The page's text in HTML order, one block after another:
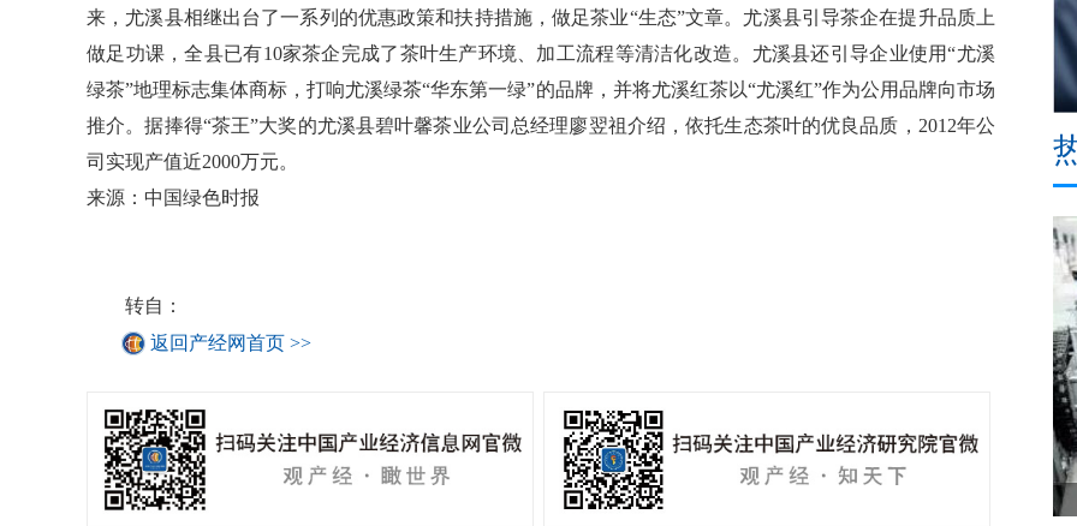
来，尤溪县相继出台了一系列的优惠政策和扶持措施，做足茶业“生态”文章。尤溪县引导茶企在提升品质上
做足功课，全县已有10家茶企完成了茶叶生产环境、加工流程等清洁化改造。尤溪县还引导企业使用“尤溪
绿茶”地理标志集体商标，打响尤溪绿茶“华东第一绿”的品牌，并将尤溪红茶以“尤溪红”作为公用品牌向市场
推介。据捧得“茶王”大奖的尤溪县碧叶馨茶业公司总经理廖翌祖介绍，依托生态茶叶的优良品质，2012年公
司实现产值近2000万元。
来源：中国绿色时报
转自：
返回产经网首页 >>